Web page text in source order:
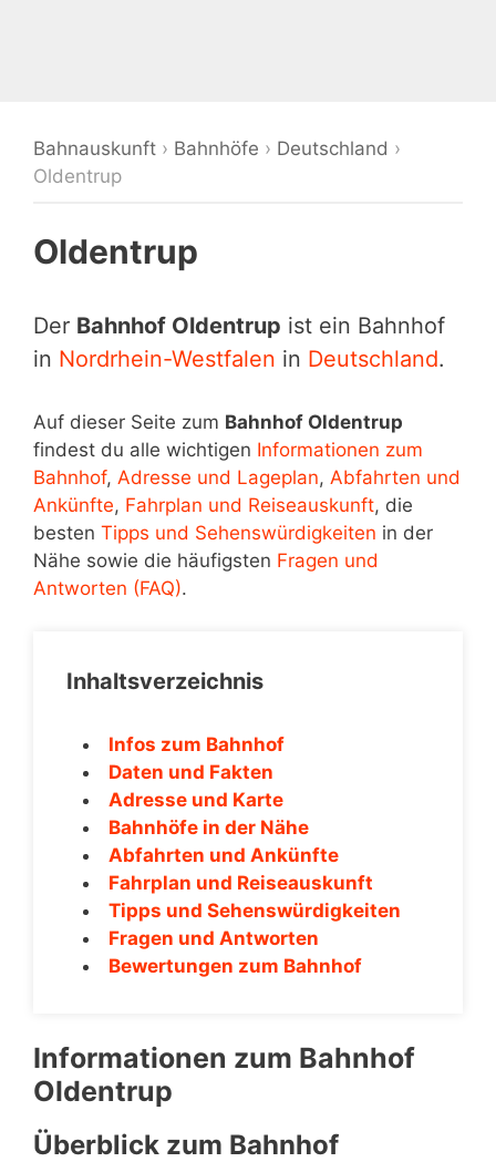
Bahnauskunft › Bahnhöfe › Deutschland ›
Oldentrup
Oldentrup
Der Bahnhof Oldentrup ist ein Bahnhof
in Nordrhein-Westfalen in Deutschland.
Auf dieser Seite zum Bahnhof Oldentrup
findest du alle wichtigen Informationen zum
Bahnhof, Adresse und Lageplan, Abfahrten und
Ankünfte, Fahrplan und Reiseauskunft, die
besten Tipps und Sehenswürdigkeiten in der
Nähe sowie die häufigsten Fragen und
Antworten (FAQ).
Inhaltsverzeichnis
Infos zum Bahnhof
Daten und Fakten
Adresse und Karte
Bahnhöfe in der Nähe
Abfahrten und Ankünfte
Fahrplan und Reiseauskunft
Tipps und Sehenswürdigkeiten
Fragen und Antworten
Bewertungen zum Bahnhof
Informationen zum Bahnhof
Oldentrup
Überblick zum Bahnhof